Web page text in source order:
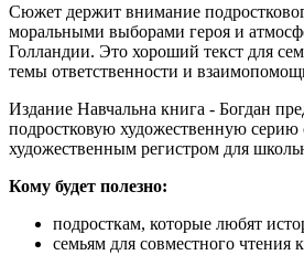
Сюжет держит внимание
моральными выборами героя и
Голландии. Это хороший текст для
темы ответственности и
Издание Навчальна книга - Богдан
подростковую художественную
художественным регистром для
Кому будет полезно:
подросткам, которые любят
семьям для совместного чтения